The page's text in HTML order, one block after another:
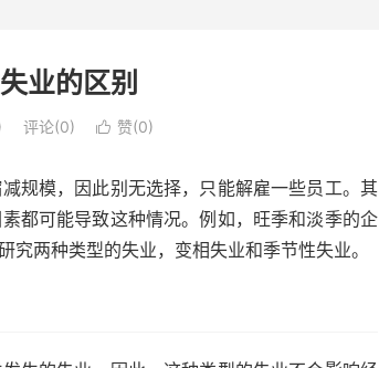
业的区别
评论(0)  赞(0)
规模，因此别无选择，只能解雇一些员工。其
都可能导致这种情况。例如，旺季和淡季的企
两种类型的失业，变相失业和季节性失业。